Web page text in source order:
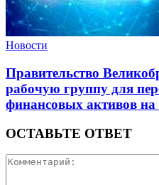
Новости
Правительство
рабочую группу для
финансовых активов на
ОСТАВЬТЕ ОТВЕТ